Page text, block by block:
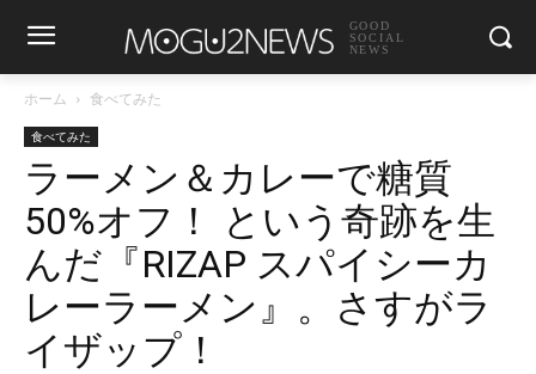
GOOD
SOCIAL
NEWS
ホーム 食べてみた
食べてみた
ラーメン＆カレーで糖質
50%オフ！ という奇跡を生
んだ『RIZAP スパイシーカ
レーラーメン』。さすがラ
イザップ！